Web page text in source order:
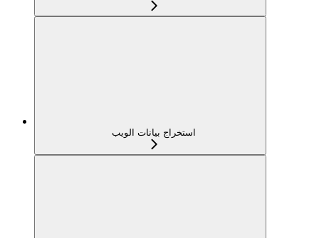
استخراج بيانات الويب